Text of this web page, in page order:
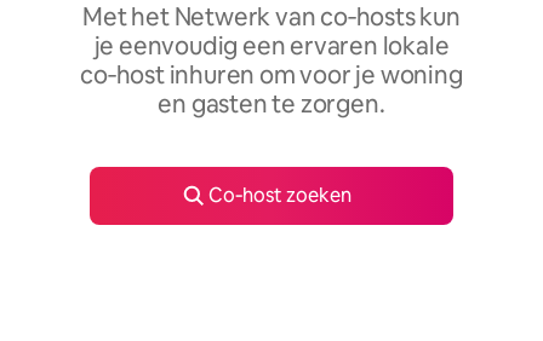
Met het Netwerk van co‑hosts kun
je eenvoudig een ervaren lokale
co‑host inhuren om voor je woning
en gasten te zorgen.
Co‑host zoeken